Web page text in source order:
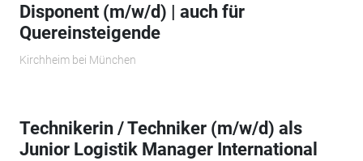
Disponent (m/w/d) | auch für
Quereinsteigende
Kirchheim bei München
Technikerin / Techniker (m/w/d) als
Junior Logistik Manager International